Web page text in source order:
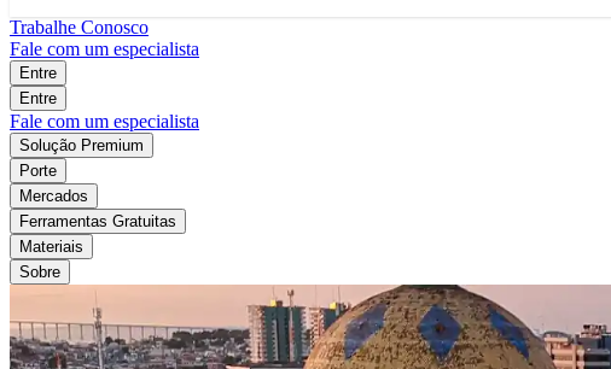
Trabalhe Conosco
Fale com um especialista
Entre
Entre
Fale com um especialista
Solução Premium
Porte
Mercados
Ferramentas Gratuitas
Materiais
Sobre